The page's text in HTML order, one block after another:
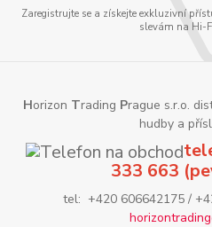
Zaregistrujte se a získejte exkluzivní
slevám na Hi-
Horizon Trading Prague s.r.o.
hudby a
333 663
tel: +420 606642175 /